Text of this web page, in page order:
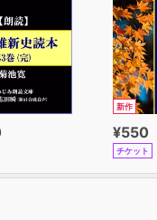
新作
¥550
チケット